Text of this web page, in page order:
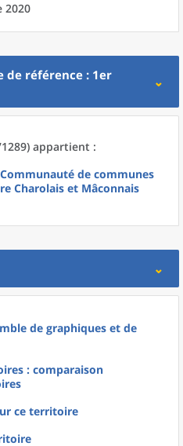
2020
référence : 1er
appartient :
de communes
Charolais et Mâconnais
de graphiques et de
: comparaison
ce territoire